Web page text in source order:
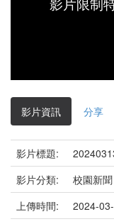
影片資訊 分享
影片標題:
影片分類:
校園新聞
上傳時間:
2024-